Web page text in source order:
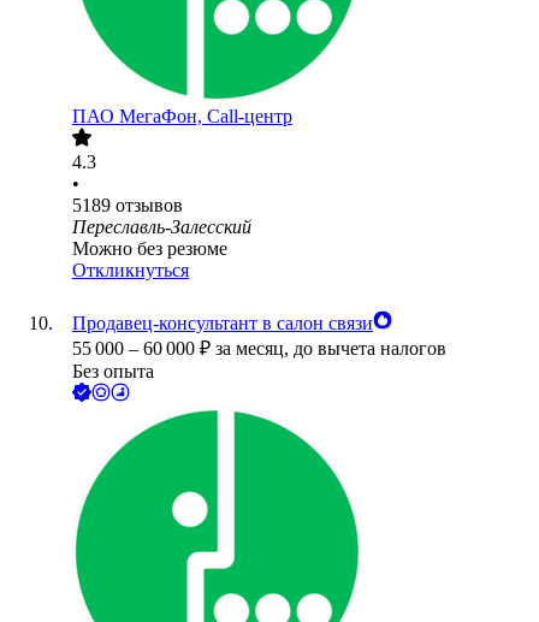
ПАО МегаФон, Call-центр
4.3
•
5189 отзывов
Переславль-Залесский
Можно без резюме
Откликнуться
Продавец-консультант в салон связи
55 000 – 60 000 ₽ за месяц, до вычета налогов
Без опыта